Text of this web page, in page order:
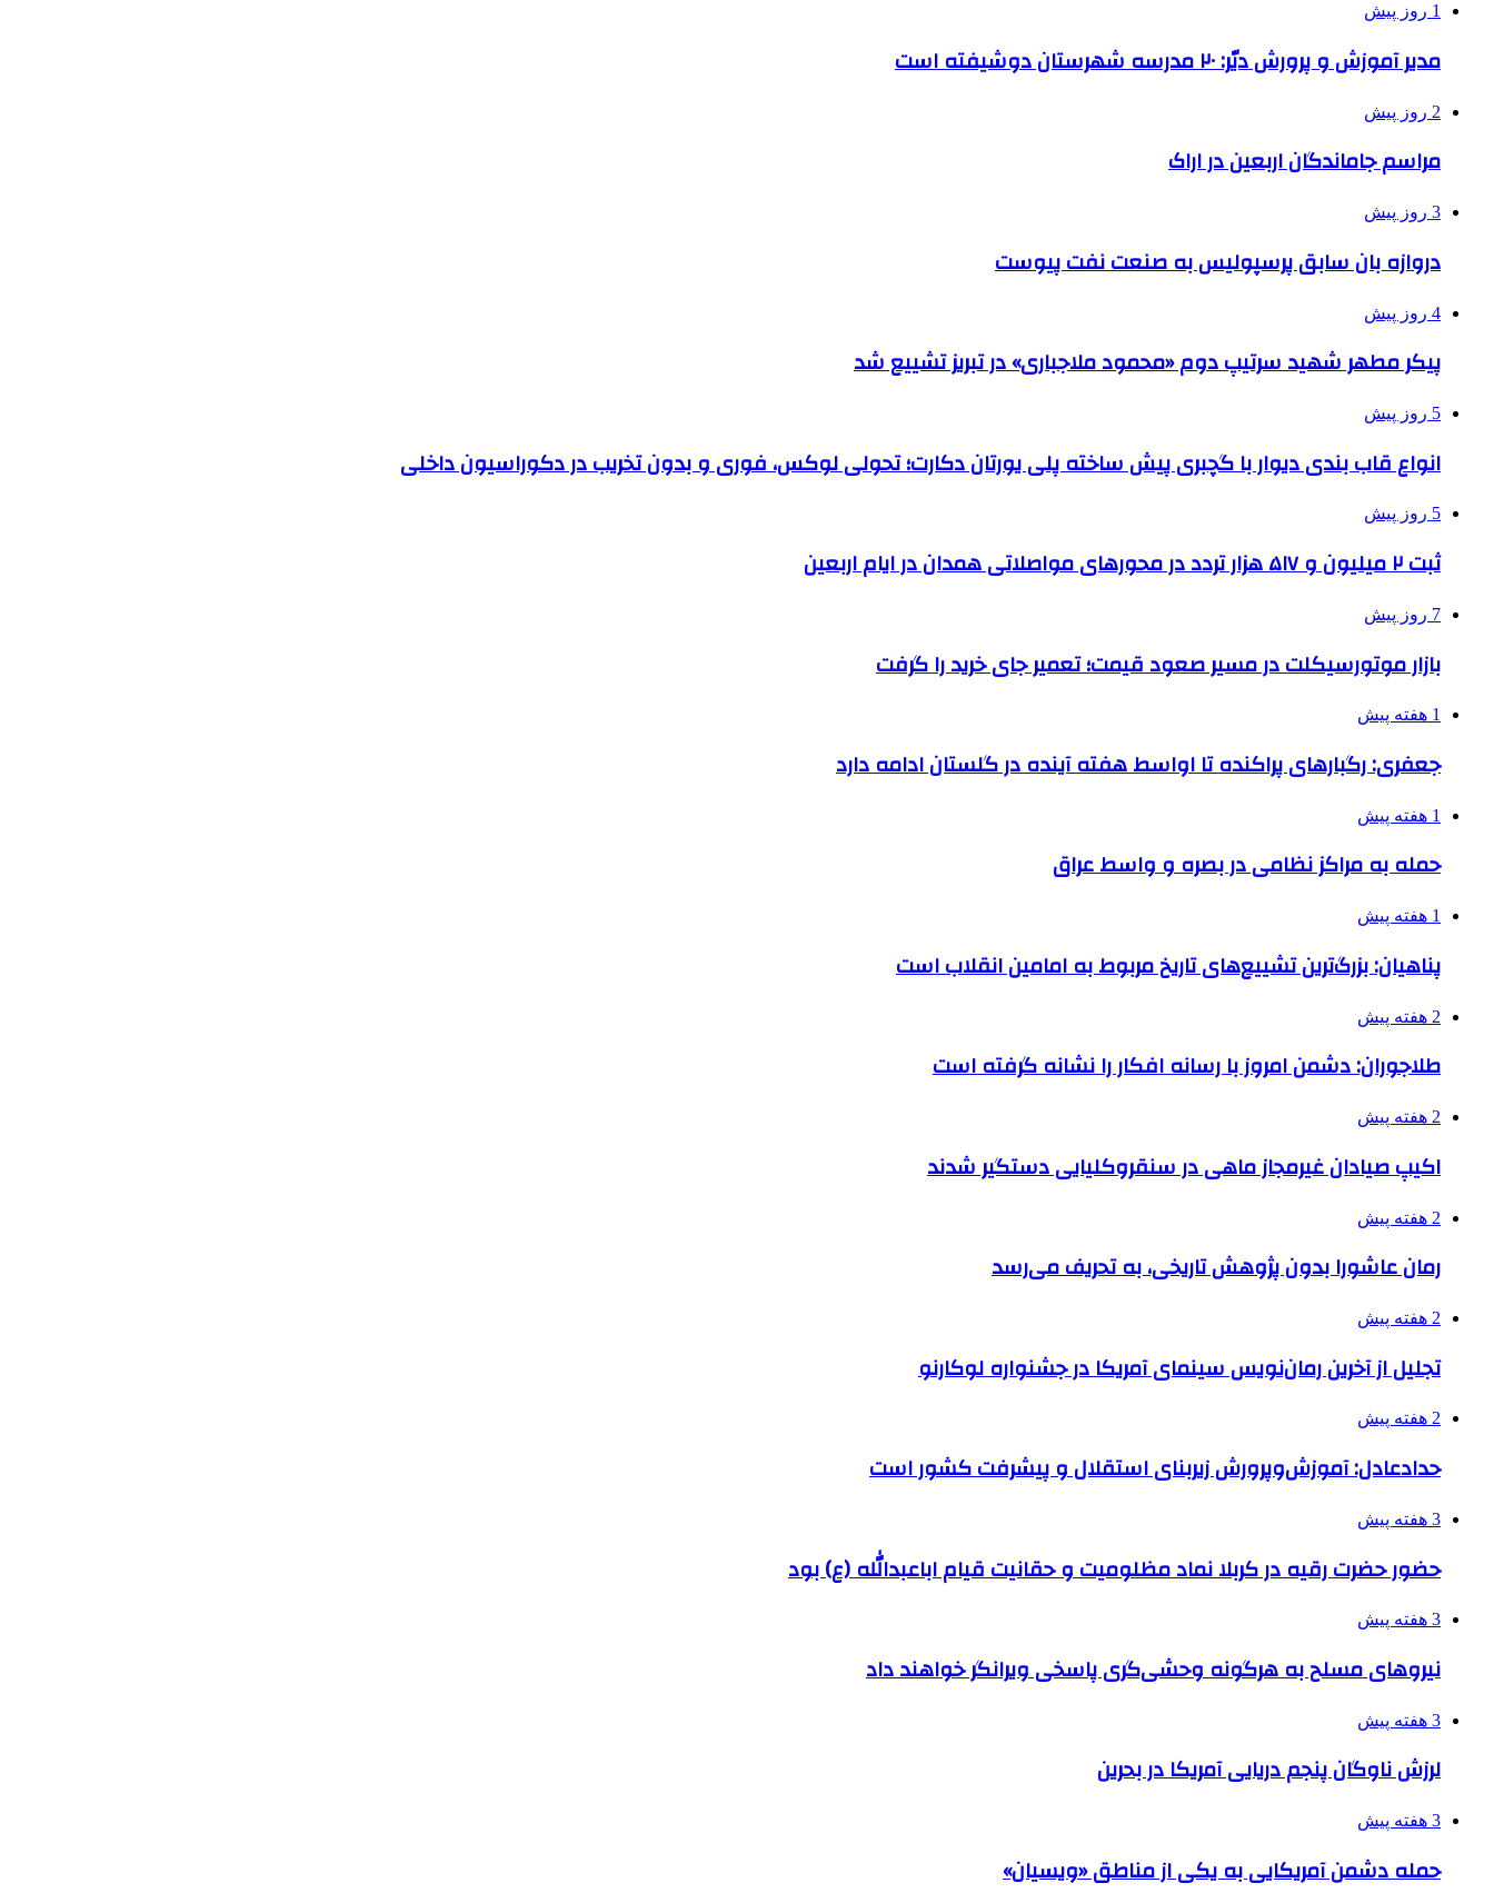
1 روز پیش
مدیر آموزش و پرورش دیّر: ۲۰ مدرسه شهرستان دوشیفته است
2 روز پیش
مراسم جاماندگان اربعین در اراک
3 روز پیش
دروازه بان سابق پرسپولیس به صنعت نفت پیوست
4 روز پیش
پیکر مطهر شهید سرتیپ دوم «محمود ملاجباری» در تبریز تشییع شد
5 روز پیش
انواع قاب بندی دیوار با گچبری پیش ساخته پلی یورتان دکارت؛ تحولی لوکس، فوری و بدون تخریب در دکوراسیون داخلی
5 روز پیش
ثبت ۲ میلیون و ۵۱۷ هزار تردد در محورهای مواصلاتی همدان در ایام اربعین
7 روز پیش
بازار موتورسیکلت در مسیر صعود قیمت؛ تعمیر جای خرید را گرفت
1 هفته پیش
جعفری: رگبارهای پراکنده تا اواسط هفته آینده در گلستان ادامه دارد
1 هفته پیش
حمله به مراکز نظامی در بصره و واسط عراق
1 هفته پیش
پناهیان: بزرگ‌ترین تشییع‌های تاریخ مربوط به امامین انقلاب است
2 هفته پیش
طلاجوران: دشمن امروز با رسانه افکار را نشانه گرفته است
2 هفته پیش
اکیپ صیادان غیرمجاز ماهی در سنقروکلیایی دستگیر شدند
2 هفته پیش
رمان عاشورا بدون پژوهش تاریخی، به تحریف می‌رسد
2 هفته پیش
تجلیل از آخرین رمان‌نویس سینمای آمریکا در جشنواره لوکارنو
2 هفته پیش
حدادعادل: آموزش‌وپرورش زیربنای استقلال و پیشرفت کشور است
3 هفته پیش
حضور حضرت رقیه در کربلا نماد مظلومیت و حقانیت قیام اباعبدالله (ع) بود
3 هفته پیش
نیروهای مسلح به هرگونه وحشی‌گری پاسخی ویرانگر خواهند داد
3 هفته پیش
لرزش ناوگان پنجم دریایی آمریکا در بحرین
3 هفته پیش
حمله دشمن آمریکایی به یکی از مناطق «ویسیان»